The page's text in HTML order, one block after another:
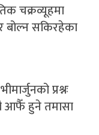
चक्रव्यूहमा
बोल्न सकिरहेका
प्रश्नः
आफैँ हुने तमासा